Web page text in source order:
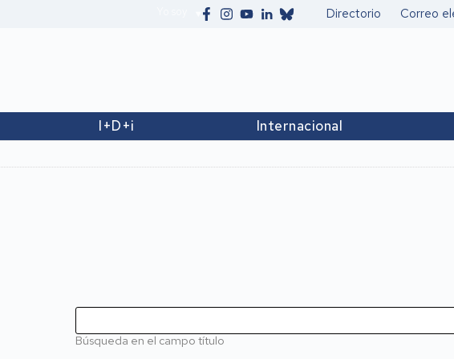
Secundario
Directorio Correo
I+D+i Internacional
Búsqueda en el campo título